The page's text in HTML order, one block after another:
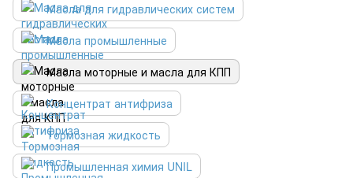
Масла для гидравлических систем
Масла промышленные
Масла моторные и масла для КПП
Концентрат антифриза
Тормозная жидкость
Промышленная химия UNIL